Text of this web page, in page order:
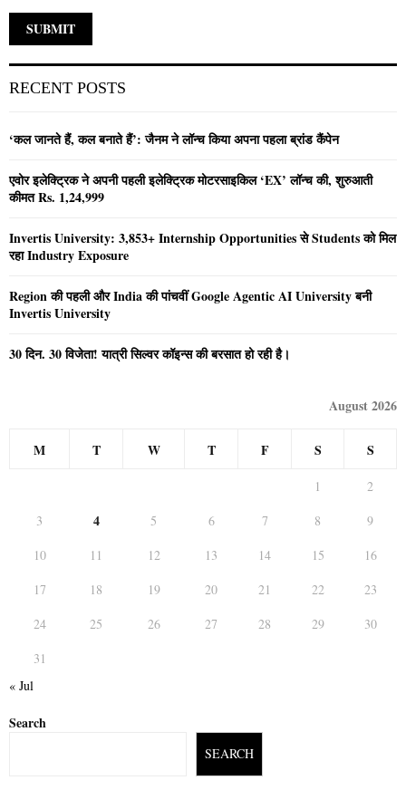
RECENT POSTS
‘कल जानते हैं, कल बनाते हैं’: जैनम ने लॉन्च किया अपना पहला ब्रांड कैंपेन
एवोर इलेक्ट्रिक ने अपनी पहली इलेक्ट्रिक मोटरसाइकिल ‘EX’ लॉन्च की, शुरुआती
कीमत Rs. 1,24,999
Invertis University: 3,853+ Internship Opportunities से Students को मिल
रहा Industry Exposure
Region की पहली और India की पांचवीं Google Agentic AI University बनी
Invertis University
30 दिन. 30 विजेता! यात्री सिल्वर कॉइन्स की बरसात हो रही है।
August 2026
M T W T F S S
1
2
3
4 5 6 7 8
9
10
11 12 13 14 15
16
17
18 19 20 21 22
23
24
25 26 27 28 29
30
31
« Jul
Search
SEARCH